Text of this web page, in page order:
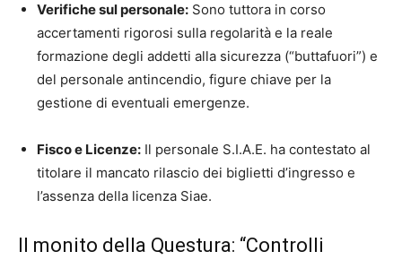
Verifiche sul personale: Sono tuttora in corso
accertamenti rigorosi sulla regolarità e la reale
formazione degli addetti alla sicurezza (“buttafuori”) e
del personale antincendio, figure chiave per la
gestione di eventuali emergenze.
Fisco e Licenze: Il personale S.I.A.E. ha contestato al
titolare il mancato rilascio dei biglietti d’ingresso e
l’assenza della licenza Siae.
Il monito della Questura: “Controlli